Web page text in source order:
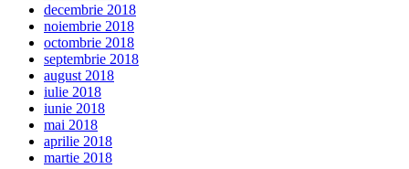
decembrie 2018
noiembrie 2018
octombrie 2018
septembrie 2018
august 2018
iulie 2018
iunie 2018
mai 2018
aprilie 2018
martie 2018